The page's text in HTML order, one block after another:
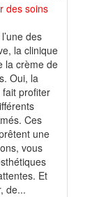
des soins
des
la clinique
la crème de
Oui, la
fait profiter
Ces
une
vous
Et
de...